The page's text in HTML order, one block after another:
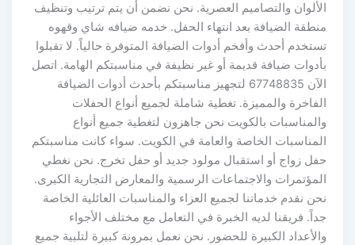
الألوان والتصاميم العصرية. نحن نضمن أن يتم ترتيب وتنظيف
منطقة الضيافة بعد انتهاء الحفل. خدمه ضيافه شاي وقهوه
تستخدم أحدث وأفخم أدوات الضيافة المتوفرة حالياً. لا تقبلوا
بأدوات ضيافة قديمة أو غير نظيفة في مناسبتكم الهامة. اتصل
الآن 67748835 لتجهيز مناسبتكم بأحدث أدوات الضيافة
الفاخرة والمميزة. تغطية شاملة لجميع أنواع الحفلات
والمناسبات بالكويت نحن جاهزون لتغطية جميع أنواع
المناسبات الخاصة والعامة في الكويت. سواء كانت مناسبتكم
حفل زواج أو استقبال مولود جديد أو حفل تخرج. نحن نغطي
المؤتمرات والاجتماعات الرسمية والمعارض التجارية الكبرى.
نحن نقدم خدماتنا لجميع العزاء والمناسبات العائلية الخاصة
جداً. فريقنا لديه الخبرة في التعامل مع مختلف الأجواء
والأعداد الكبيرة للحضور. نحن نعمل بمرونة كبيرة لتلبية جميع